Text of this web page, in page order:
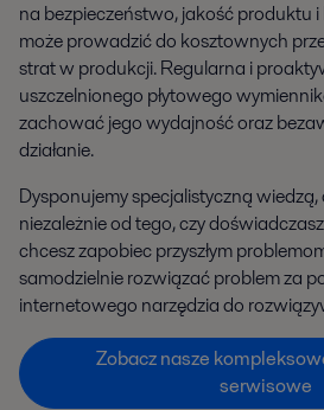
na bezpieczeństwo, jakość produktu
może prowadzić do kosztownych
strat w produkcji. Regularna i
uszczelnionego płytowego
zachować jego wydajność oraz
działanie.
Dysponujemy specjalistyczną
niezależnie od tego, czy
chcesz zapobiec przyszłym
samodzielnie rozwiązać problem za
internetowego narzędzia do
Zobacz nasze
serwisowe